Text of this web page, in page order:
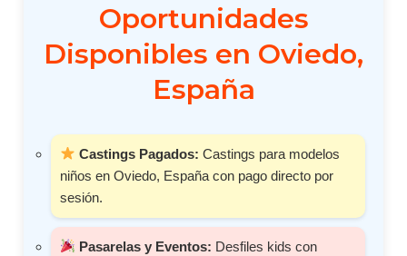
Oportunidades
Disponibles en Oviedo,
España
Castings Pagados: Castings para modelos
niños en Oviedo, España con pago directo por
sesión.
Pasarelas y Eventos: Desfiles kids con